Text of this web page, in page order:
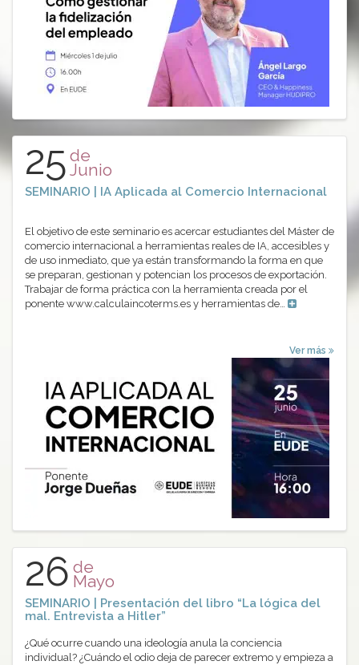
25 de
Junio
SEMINARIO | IA Aplicada al Comercio Internacional
El objetivo de este seminario es acercar estudiantes del Máster de
comercio internacional a herramientas reales de IA, accesibles y
de uso inmediato, que ya están transformando la forma en que
se preparan, gestionan y potencian los procesos de exportación.
Trabajar de forma práctica con la herramienta creada por el
ponente www.calculaincoterms.es y herramientas de…
Ver más
26 de
Mayo
SEMINARIO | Presentación del libro “La lógica del
mal. Entrevista a Hitler”
¿Qué ocurre cuando una ideología anula la conciencia
individual? ¿Cuándo el odio deja de parecer extremo y empieza a